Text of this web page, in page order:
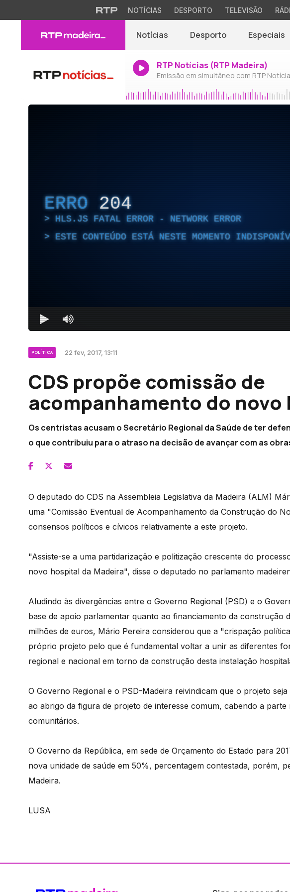
NOTÍCIAS DESPORTO TELEVISÃO
Notícias Desporto Especiais
RTP Notícias (RTP Madeira)
Emissão em simultâneo com RTP
ERRO 204
HLS.JS FATAL ERROR - NETWORK ERROR
ESTE CONTEÚDO ESTÁ NESTE MOMENTO
POLÍTICA 22 fev, 2017, 13:11
CDS propõe comissão de
acompanhamento do novo
Os centristas acusam o Secretário Regional da Saúde de ter
o que contribuiu para o atraso na decisão de avançar com as
O deputado do CDS na Assembleia Legislativa da Madeira (ALM)
uma "Comissão Eventual de Acompanhamento da Construção do
consensos políticos e cívicos relativamente a este projeto.
"Assiste-se a uma partidarização e politização crescente do
novo hospital da Madeira", disse o deputado no parlamento
Aludindo às divergências entre o Governo Regional (PSD) e o
base de apoio parlamentar quanto ao financiamento da construção
milhões de euros, Mário Pereira considerou que a "crispação
próprio projeto pelo que é fundamental voltar a unir as diferentes
regional e nacional em torno da construção desta instalação
O Governo Regional e o PSD-Madeira reivindicam que o projeto
ao abrigo da figura de projeto de interesse comum, cabendo a
comunitários.
O Governo da República, em sede de Orçamento do Estado para
nova unidade de saúde em 50%, percentagem contestada, porém,
Madeira.
LUSA